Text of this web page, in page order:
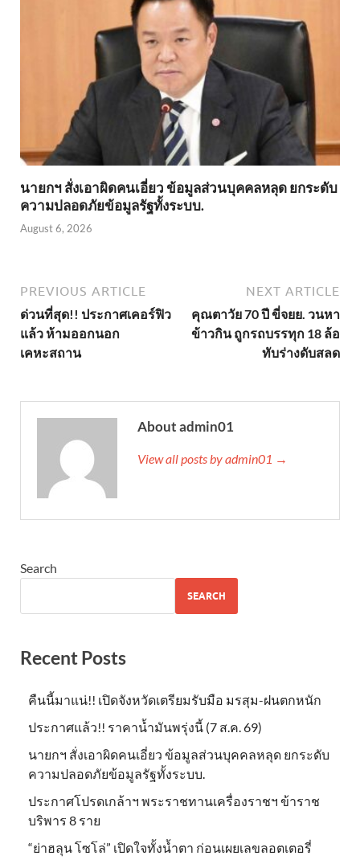
นายกฯ สั่งเอาผิดคนเอี่ยว ข้อมูลส่วนบุคคลหลุด ยกระดับ
ความปลอดภัยข้อมูลรัฐทั้งระบบ.
August 6, 2026
PREVIOUS ARTICLE
ด่วนที่สุด!! ประกาศเคอร์ฟิว
แล้ว ห้ามออกนอก
เคหะสถาน
NEXT ARTICLE
คุณตาวัย 70 ปี ขี่จยย. วนหา
ข้าวกิน ถูกรถบรรทุก 18 ล้อ
ทับร่างดับสลด
About admin01
View all posts by admin01 →
Search
SEARCH
Recent Posts
คืนนี้มาแน่!! เปิดจังหวัดเตรียมรับมือ มรสุม-ฝนตกหนัก
ประกาศแล้ว!! ราคาน้ำมันพรุ่งนี้ (7 ส.ค. 69)
นายกฯ สั่งเอาผิดคนเอี่ยว ข้อมูลส่วนบุคคลหลุด ยกระดับ
ความปลอดภัยข้อมูลรัฐทั้งระบบ.
ประกาศโปรดเกล้าฯ พระราชทานเครื่องราชฯ ข้าราช
บริพาร 8 ราย
“ย่าฮลุน โซโล่” เปิดใจทั้งน้ำตา ก่อนเผยเลขลอตเตอรี่